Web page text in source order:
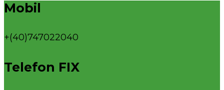
Mobil
+(40)747022040
Telefon FIX